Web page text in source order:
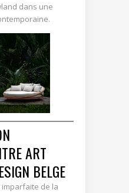
dans une
ART
BELGE
de la